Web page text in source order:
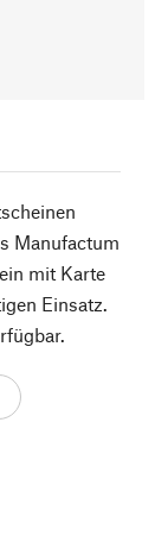
Manufactum
mit Karte
Einsatz.